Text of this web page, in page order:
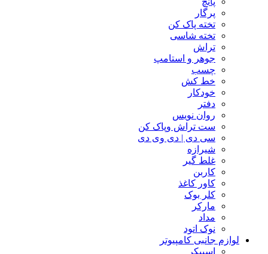
پرگار
تخته پاک کن
تخته شاسی
تراش
جوهر و استامپ
چسب
خط کش
خودکار
دفتر
روان نویس
ست تراش وپاک کن
سی دی | دی وی دی
شیرازه
غلط گیر
کاربن
کاور کاغذ
کلر بوک
مارکر
مداد
نوک اتود
لوازم جانبی کامپیوتر
اسپیکر